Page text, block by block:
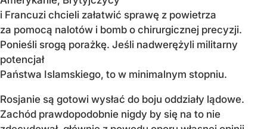
i Francuzi chcieli załatwić sprawę z powietrza
za pomocą nalotów i bomb o chirurgicznej precyzji.
Ponieśli srogą porażkę. Jeśli nadwerężyli militarny
potencjał
Państwa Islamskiego, to w minimalnym stopniu.
Rosjanie są gotowi wysłać do boju oddziały lądowe.
Zachód prawdopodobnie nigdy by się na to nie